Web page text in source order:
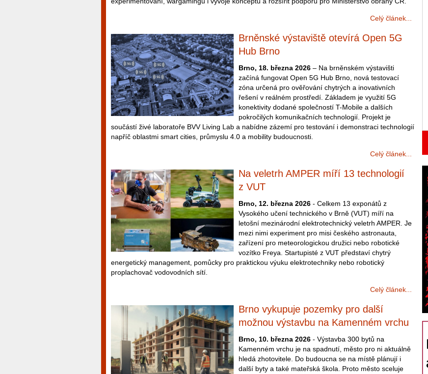
Celý článek...
Brněnské výstaviště otevírá Open 5G
Hub Brno
Brno, 18. března 2026 – Na brněnském výstavišti
začíná fungovat Open 5G Hub Brno, nová testovací
zóna určená pro ověřování chytrých a inovativních
řešení v reálném prostředí. Základem je využití 5G
konektivity dodané společností T-Mobile a dalších
pokročilých komunikačních technologií. Projekt je
součástí živé laboratoře BVV Living Lab a nabídne zázemí pro testování i demonstraci technologií
napříč oblastmi smart cities, průmyslu 4.0 a mobility budoucnosti.
Celý článek...
Na veletrh AMPER míří 13 technologií
z VUT
Brno, 12. března 2026 - Celkem 13 exponátů z
Vysokého učení technického v Brně (VUT) míří na
letošní mezinárodní elektrotechnický veletrh AMPER. Je
mezi nimi experiment pro misi českého astronauta,
zařízení pro meteorologickou družici nebo robotické
vozítko Freya. Startupisté z VUT představí chytrý
energetický management, pomůcky pro praktickou výuku elektrotechniky nebo robotický
proplachovač vodovodních sítí.
Celý článek...
Brno vykupuje pozemky pro další
možnou výstavbu na Kamenném vrchu
Brno, 10. března 2026 - Výstavba 300 bytů na
Kamenném vrchu je na spadnutí, město pro ni aktuálně
hledá zhotovitele. Do budoucna se na místě plánují i
další byty a také mateřská škola. Proto město sceluje